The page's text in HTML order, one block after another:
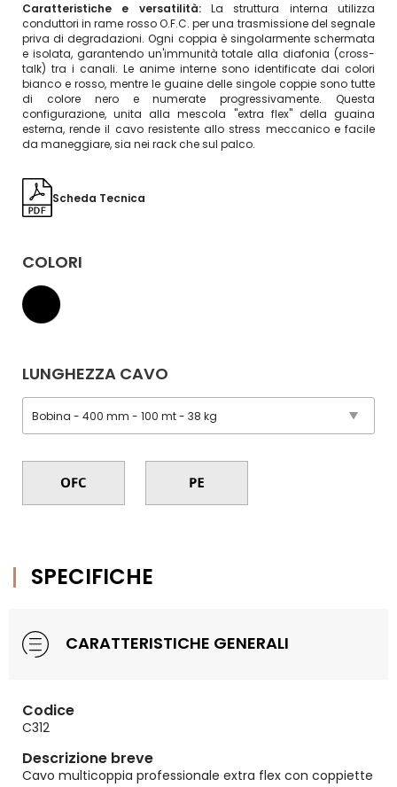
Caratteristiche e versatilità:La struttura interna utilizza
conduttori in rame rosso O.F.C. per una trasmissione del segnale
priva di degradazioni. Ogni coppia è singolarmente schermata
e isolata, garantendo un'immunità totale alla diafonia (cross-
talk) tra i canali. Le anime interne sono identificate dai colori
bianco e rosso, mentre le guaine delle singole coppie sono tutte
di colore nero e numerate progressivamente. Questa
configurazione, unita alla mescola "extra flex" della guaina
esterna, rende il cavo resistente allo stress meccanico e facile
da maneggiare, sia nei rack che sul palco.
Scheda Tecnica
COLORI
LUNGHEZZA CAVO
SPECIFICHE
CARATTERISTICHE GENERALI
Codice
C312
Descrizione breve
Cavo multicoppia professionale extra flex con coppiette